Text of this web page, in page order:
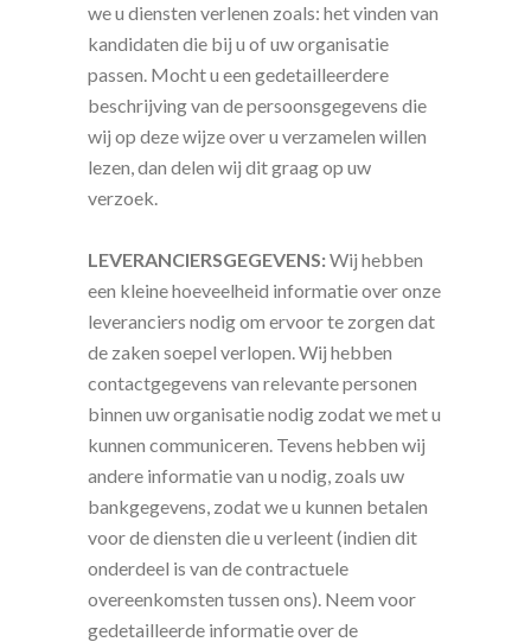
we u diensten verlenen zoals: het vinden van
kandidaten die bij u of uw organisatie
passen. Mocht u een gedetailleerdere
beschrijving van de persoonsgegevens die
wij op deze wijze over u verzamelen willen
lezen, dan delen wij dit graag op uw
verzoek.
LEVERANCIERSGEGEVENS:Wij hebben
een kleine hoeveelheid informatie over onze
leveranciers nodig om ervoor te zorgen dat
de zaken soepel verlopen. Wij hebben
contactgegevens van relevante personen
binnen uw organisatie nodig zodat we met u
kunnen communiceren. Tevens hebben wij
andere informatie van u nodig, zoals uw
bankgegevens, zodat we u kunnen betalen
voor de diensten die u verleent (indien dit
onderdeel is van de contractuele
overeenkomsten tussen ons). Neem voor
gedetailleerde informatie over de